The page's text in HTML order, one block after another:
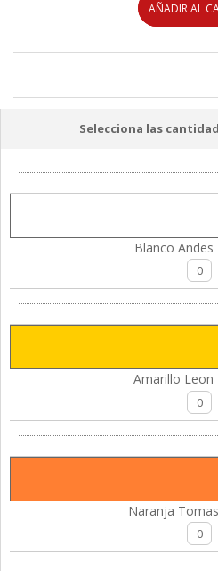
AÑADIR AL
Selecciona las
Blanco Andes
Amarillo Leon
Naranja Tomas